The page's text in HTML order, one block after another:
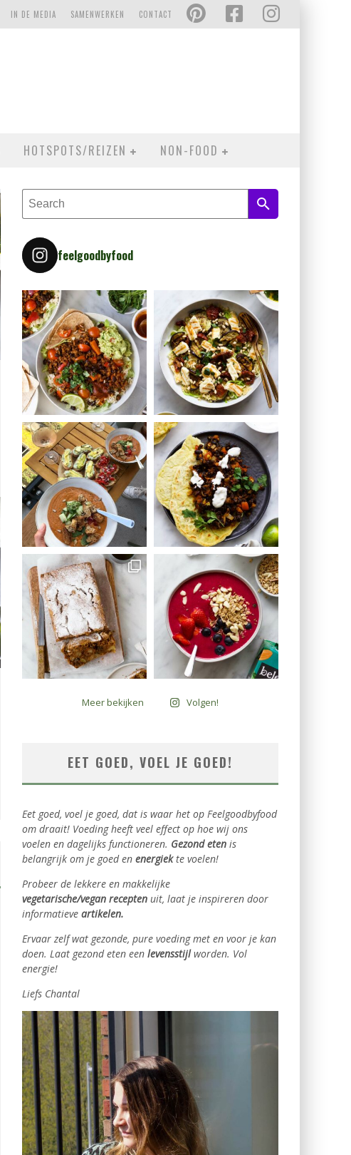
CONTACT
SAMENWERKEN
IN DE MEDIA
HOTSPOTS/REIZEN NON-FOOD
feelgoodbyfood
Meer bekijken Volgen!
EET GOED, VOEL JE GOED!
Eet goed, voel je goed, dat is waar het op Feelgoodbyfood
om draait! Voeding heeft veel effect op hoe wij ons
voelen en dagelijks functioneren. Gezond eten is
belangrijk om je goed en energiekte voelen!
Probeer de lekkere en makkelijke
vegetarische/vegan recepten uit, laat je inspireren door
informatieve artikelen.
Ervaar zelf wat gezonde, pure voeding met en voor je kan
doen. Laat gezond eten een levensstijlworden. Vol
energie!
Liefs Chantal